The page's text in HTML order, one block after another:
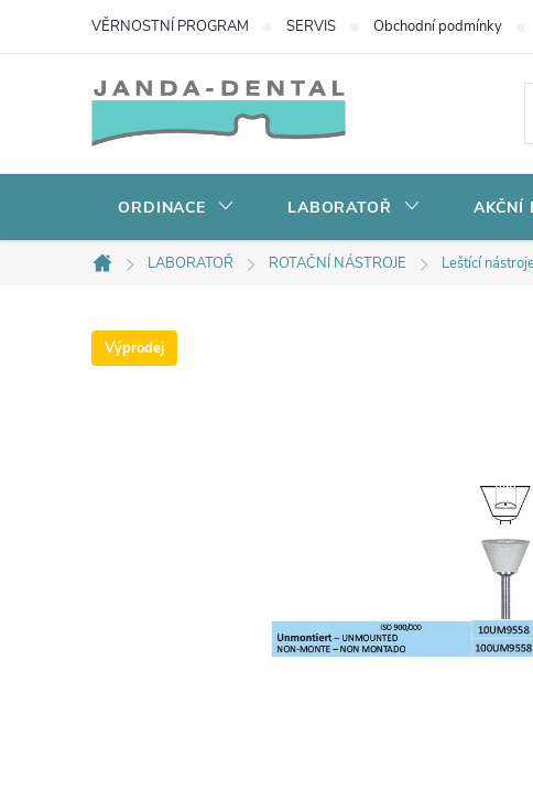
VĚRNOSTNÍ PROGRAM SERVIS Obchodní podmínky
ORDINACE LABORATOŘ AKČNÍ
Domů
LABORATOŘ ROTAČNÍ NÁSTROJE Leštící
Výprodej